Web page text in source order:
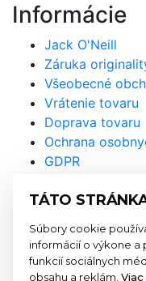
Informácie
Jack O'Neill
Záruka
Všeobecné
Vrátenie tovaru
Doprava tovaru
Ochrana
GDPR
Prihláste
newslettra
naše akcie
TÁTO
Súbory cookie
informácií o výkone a
funkcií sociálnych
obsahu a reklám.